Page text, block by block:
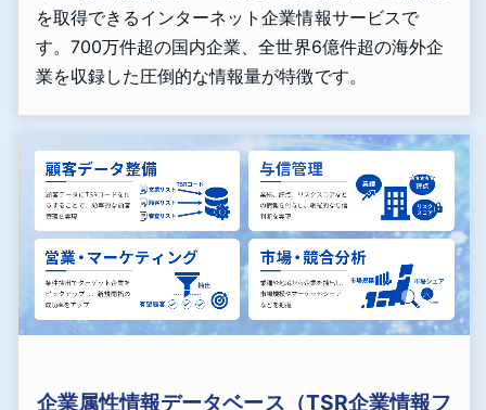
を取得できるインターネット企業情報サービスで
す。700万件超の国内企業、全世界6億件超の海外企
業を収録した圧倒的な情報量が特徴です。
企業属性情報データベース（TSR企業情報フ